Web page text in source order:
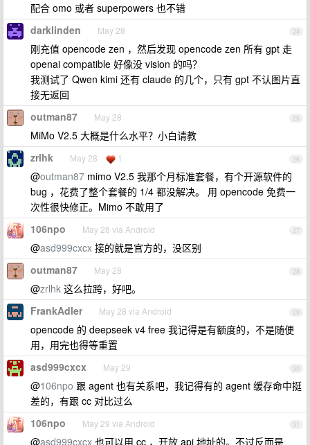
配合 omo 或者 superpowers 也不错
24
darklinden May 28
刚充值 opencode zen ，然后发现 opencode zen 所有 gpt 走
openai compatible 好像没 vision 的吗？
我测试了 Qwen kimi 还有 claude 的几个，只有 gpt 不认图片直
接无返回
25
outman87 May 28
MiMo V2.5 大概是什么水平？小白请教
26
zrlhk May 28 1
@outman87 mimo V2.5 我那个月标准套餐，有个开源软件的
bug ，花费了整个套餐的 1/4 都没解决。 用 opencode 免费一
次性很快修正。Mimo 不敢用了
27
106npo May 28 via Android
@asd999cxcx 接的就是官方的，没区别
28
outman87 May 28
@zrlhk 这么拉跨，好吧。
29
FrankAdler May 28 via Android
opencode 的 deepseek v4 free 我记得是有额度的，不是随便
用，用完也得等重置
30
asd999cxcx May 29
@106npo 跟 agent 也有关系吧，我记得有的 agent 缓存命中挺
差的，有跟 cc 对比过么
31
106npo May 29 via Android
@asd999cxcx 也可以用 cc ，开放 api 地址的。不过反而是